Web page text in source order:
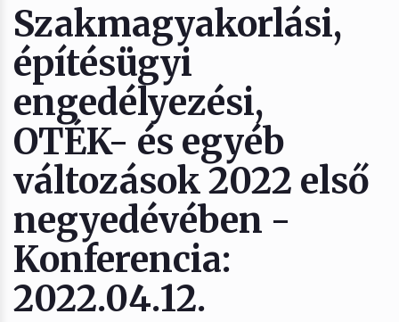
Szakmagyakorlási,
építésügyi
engedélyezési,
OTÉK- és egyéb
változások 2022 első
negyedévében -
Konferencia:
2022.04.12.